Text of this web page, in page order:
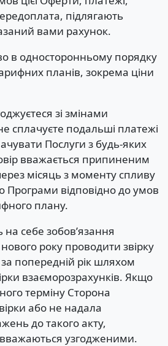
підлягають
вами рахунок.
в односторонньому порядку
планів, зокрема ціни
зі змінами
сплачуєте подальші платежі
Послуги з будь-яких
вважається припиненим
місяць з моменту спливу
Програми відповідно до умов
плану.
себе зобовʼязання
року проводити звірку
попередній рік шляхом
взаєморозрахунків. Якщо
терміну Сторона
або не надала
до такого акту,
узгодженими.